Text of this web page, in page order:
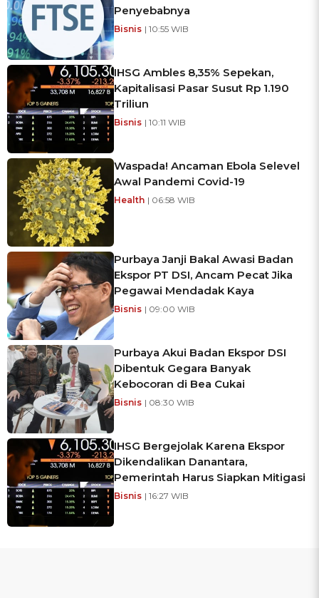
Penyebabnya
Bisnis | 10:55 WIB
IHSG Ambles 8,35% Sepekan,
Kapitalisasi Pasar Susut Rp 1.190
Triliun
Bisnis | 10:11 WIB
Waspada! Ancaman Ebola Selevel
Awal Pandemi Covid-19
Health | 06:58 WIB
Purbaya Janji Bakal Awasi Badan
Ekspor PT DSI, Ancam Pecat Jika
Pegawai Mendadak Kaya
Bisnis | 09:00 WIB
Purbaya Akui Badan Ekspor DSI
Dibentuk Gegara Banyak
Kebocoran di Bea Cukai
Bisnis | 08:30 WIB
IHSG Bergejolak Karena Ekspor
Dikendalikan Danantara,
Pemerintah Harus Siapkan Mitigasi
Bisnis | 16:27 WIB